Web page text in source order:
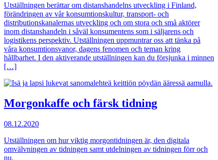
Utställningen berättar om distanshandelns utveckling i Finland,
förändringen av vår konsumtionskultur, transport- och
distributionskanalernas utveckling och om stora och små aktörer
inom distanshandeln i såväl konsumentens som i säljarens och
logistikens perspektiv. Utställningen uppmuntrar oss att tänka på
våra konsumtionsvanor, dagens fenomen och teman kring
hållbarhet. I den aktiverande utställningen kan du försjunka i minnen
[…]
Morgonkaffe och färsk tidning
08.12.2020
Utställningen om hur viktig morgontidningen är, den digitala
omvälvningen av tidningen samt utdelningen av tidningen förr och
nu.